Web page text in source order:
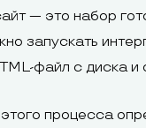
— это набор
запускать
файл с диска и
процесса